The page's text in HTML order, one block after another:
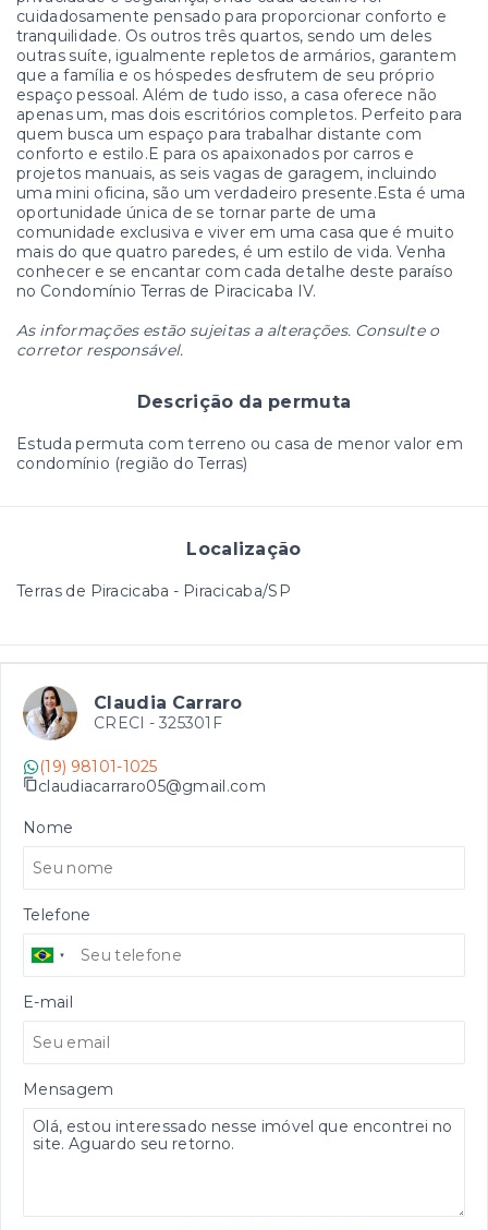
cuidadosamente pensado para proporcionar conforto e
tranquilidade. Os outros três quartos, sendo um deles
outras suíte, igualmente repletos de armários, garantem
que a família e os hóspedes desfrutem de seu próprio
espaço pessoal. Além de tudo isso, a casa oferece não
apenas um, mas dois escritórios completos. Perfeito para
quem busca um espaço para trabalhar distante com
conforto e estilo.E para os apaixonados por carros e
projetos manuais, as seis vagas de garagem, incluindo
uma mini oficina, são um verdadeiro presente.Esta é uma
oportunidade única de se tornar parte de uma
comunidade exclusiva e viver em uma casa que é muito
mais do que quatro paredes, é um estilo de vida. Venha
conhecer e se encantar com cada detalhe deste paraíso
no Condomínio Terras de Piracicaba IV.
As informações estão sujeitas a alterações. Consulte o
corretor responsável.
Descrição da permuta
Estuda permuta com terreno ou casa de menor valor em
condomínio (região do Terras)
Localização
Terras de Piracicaba - Piracicaba/SP
Claudia Carraro
CRECI - 325301F
(19) 98101-1025
claudiacarraro05@gmail.com
Nome
Telefone
E-mail
Mensagem